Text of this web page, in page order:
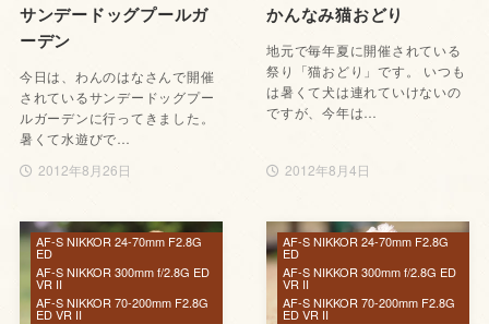
サンデードッグプールガ
ーデン
今日は、わんのはなさんで開催
されているサンデードッグプー
ルガーデンに行ってきました。
暑くて水遊びで…
2012年8月26日
かんなみ猫おどり
地元で毎年夏に開催されている
祭り「猫おどり」です。 いつも
は暑くて犬は連れていけないの
ですが、今年は…
2012年8月4日
AF-S NIKKOR 24-70mm F2.8G
ED
AF-S NIKKOR 300mm f/2.8G ED
VR II
AF-S NIKKOR 70-200mm F2.8G
ED VR II
AF-S NIKKOR 24-70mm F2.8G
ED
AF-S NIKKOR 300mm f/2.8G ED
VR II
AF-S NIKKOR 70-200mm F2.8G
ED VR II